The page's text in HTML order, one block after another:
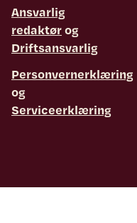
Ansvarlig
redaktørog
Driftsansvarlig
Personvernerklæring
og
Serviceerklæring